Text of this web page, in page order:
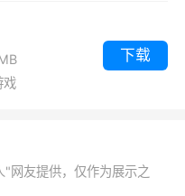
如果你是传奇的粉
戏
霸业单机游戏强力
超强，无论是精美
丰富多样的玩法，
计上面用心，精工
戏
下载
网友提供，仅作为展示之